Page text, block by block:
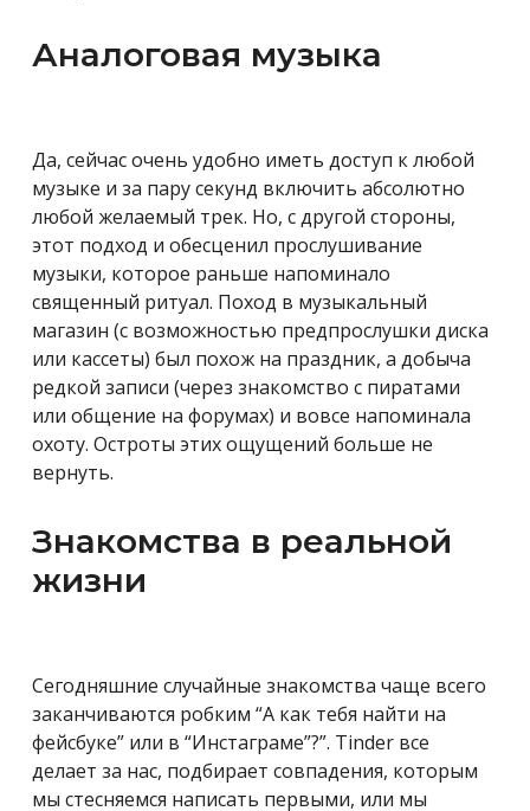
Аналоговая музыка
Да, сейчас очень удобно иметь доступ к любой
музыке и за пару секунд включить абсолютно
любой желаемый трек. Но, с другой стороны,
этот подход и обесценил прослушивание
музыки, которое раньше напоминало
священный ритуал. Поход в музыкальный
магазин (с возможностью предпрослушки диска
или кассеты) был похож на праздник, а добыча
редкой записи (через знакомство с пиратами
или общение на форумах) и вовсе напоминала
охоту. Остроты этих ощущений больше не
вернуть.
Знакомства в реальной
жизни
Сегодняшние случайные знакомства чаще всего
заканчиваются робким “А как тебя найти на
фейсбуке” или в “Инстаграме”?”. Tinder все
делает за нас, подбирает совпадения, которым
мы стесняемся написать первыми, или мы